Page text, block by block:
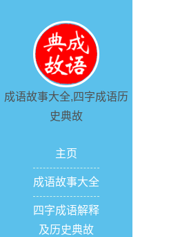
成语故事大全,四字成语历
史典故
主页
成语故事大全
四字成语解释
及历史典故